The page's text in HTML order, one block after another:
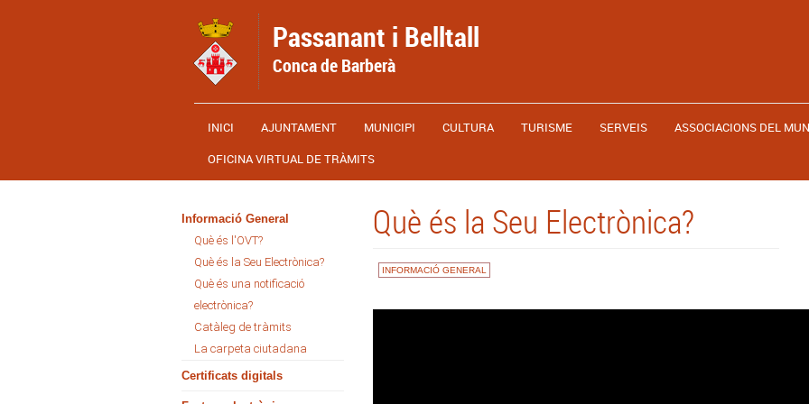
Passanant i Belltall
Conca de Barberà
INICI AJUNTAMENT MUNICIPI CULTURA TURISME SERVEIS ASSOCIACIONS DEL
OFICINA VIRTUAL DE TRÀMITS
Informació General
Què és l'OVT?
Què és la Seu Electrònica?
Què és una notificació
electrònica?
Catàleg de tràmits
La carpeta ciutadana
Certificats digitals
Què és la Seu Electrònica?
INFORMACIÓ GENERAL